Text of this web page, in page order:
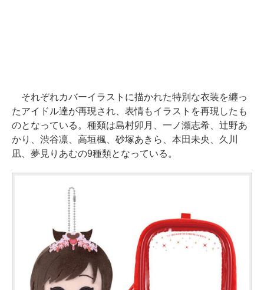
それぞれカバーイラストに描かれた特別な衣装を纏っ
たアイドル達が再現され、表情もイラストを再現したも
のとなっている。種類は島村卯月、一ノ瀬志希、辻野あ
かり、渋谷凛、高垣楓、砂塚あきら、本田未央、久川
凪、夢見りあむの9種類となっている。